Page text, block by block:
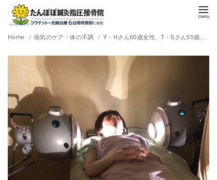
Home 病気のケア・体の不調 Y・Hさん60歳女性、T・Sさん55歳女性、K・Oさん66歳男性他多数、コレステロール高めのコウケントー光線照射部位。